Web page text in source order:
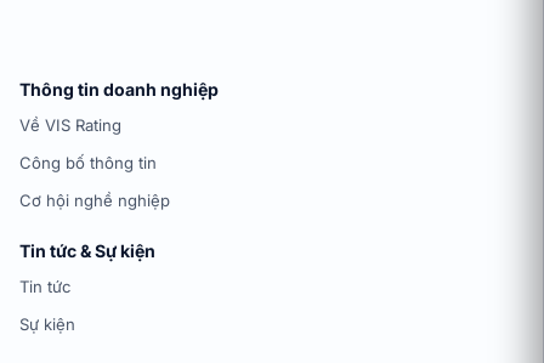
Thông tin doanh nghiệp
Về VIS Rating
Công bố thông tin
Cơ hội nghề nghiệp
Tin tức & Sự kiện
Tin tức
Sự kiện